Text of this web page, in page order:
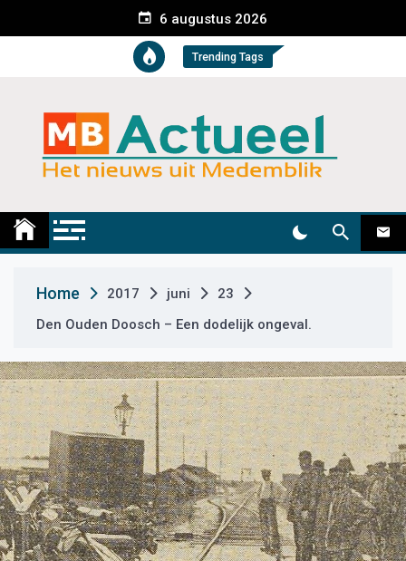
e
t
6 augustus 2026
Trending Tags
Medemblik Actueel
Home 2017 juni
23
Den Ouden Doosch – Een dodelijk ongeval.